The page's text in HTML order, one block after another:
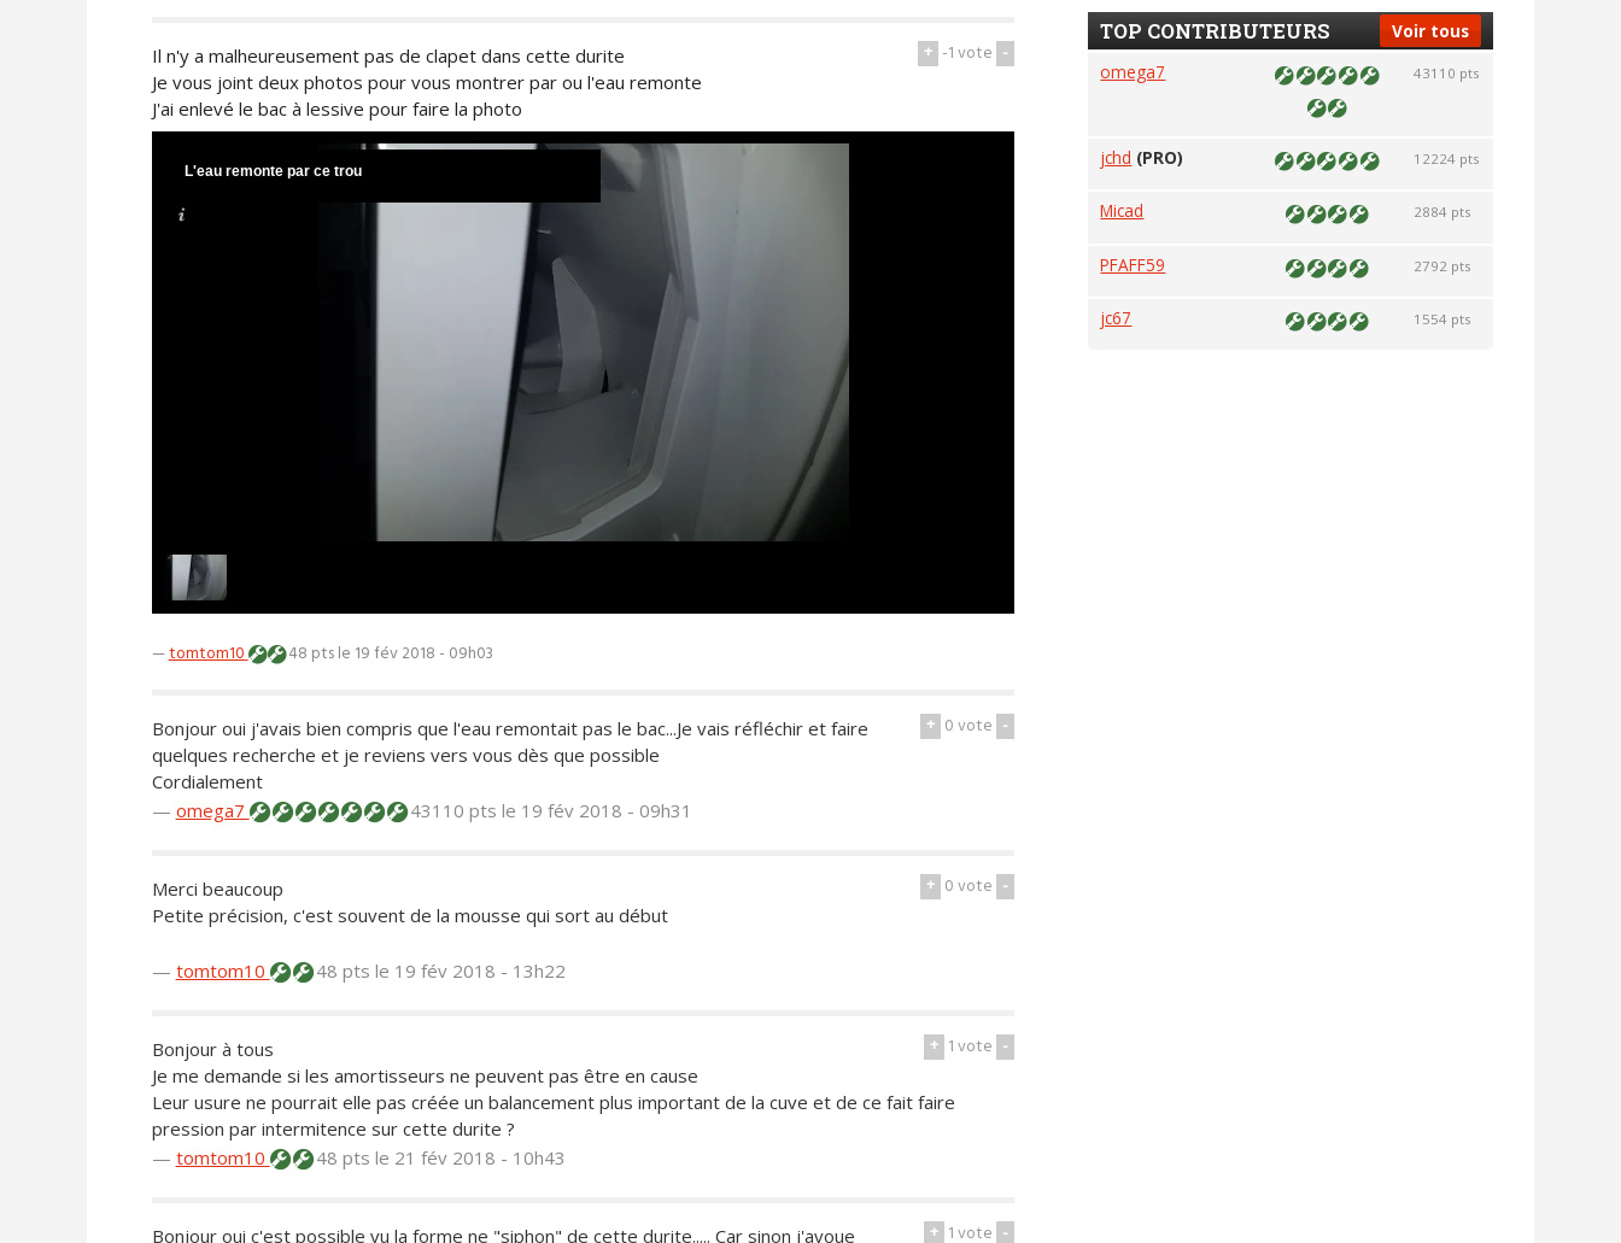
+ -1vote -
Il n'y a malheureusement pas de clapet dans cette durite
Je vous joint deux photos pour vous montrer par ou l'eau remonte
J'ai enlevé le bac à lessive pour faire la photo
L'eau remonte par ce trou
—tomtom10 48 ptsle 19 fév 2018 - 09h03
+ 0vote -
Bonjour oui j'avais bien compris que l'eau remontait pas le bac...Je vais réfléchir et faire
quelques recherche et je reviens vers vous dès que possible
Cordialement
— omega7 43110 pts le 19 fév 2018 - 09h31
+ 0vote -
Merci beaucoup
Petite précision, c'est souvent de la mousse qui sort au début
— tomtom10 48 pts le 19 fév 2018 - 13h22
+ 1vote -
Bonjour à tous
Je me demande si les amortisseurs ne peuvent pas être en cause
Leur usure ne pourrait elle pas créée un balancement plus important de la cuve et de ce fait faire
pression par intermitence sur cette durite ?
— tomtom10 48 pts le 21 fév 2018 - 10h43
+ 1vote -
Bonjour oui c'est possible vu la forme ne "siphon" de cette durite..... Car sinon j'avoue
Voir tous
TOP CONTRIBUTEURS
omega7 43110 pts
jchd (PRO) 12224 pts
Micad 2884 pts
PFAFF59 2792 pts
jc67 1554 pts